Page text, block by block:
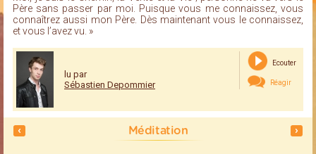
Père sans passer par moi. Puisque vous me connaissez, vous
connaîtrez aussi mon Père. Dès maintenant vous le connaissez,
et vous l’avez vu. »
lu par
Sébastien Depommier
Ecouter
Réagir
Méditation